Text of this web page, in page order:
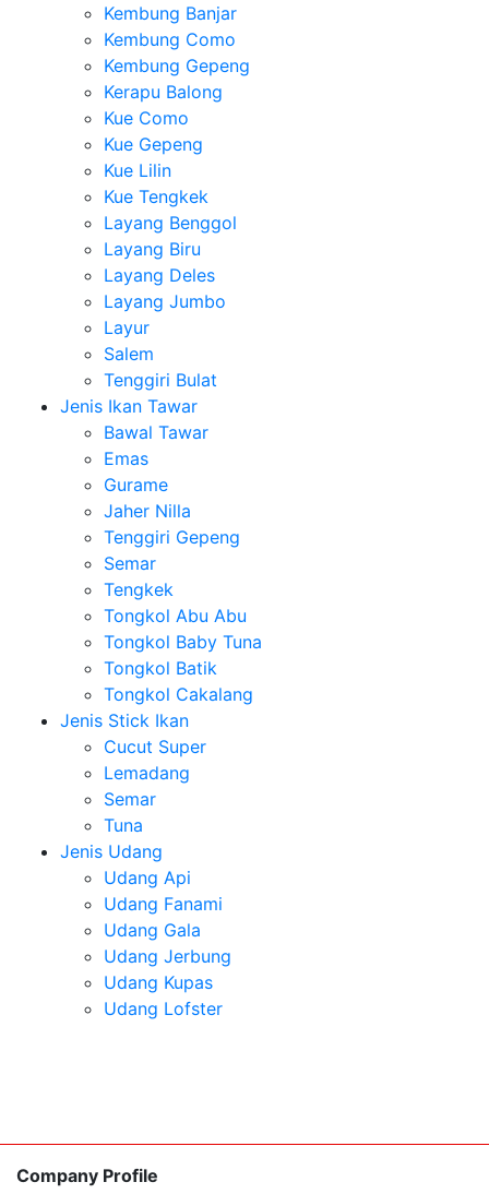
Kembung Banjar
Kembung Como
Kembung Gepeng
Kerapu Balong
Kue Como
Kue Gepeng
Kue Lilin
Kue Tengkek
Layang Benggol
Layang Biru
Layang Deles
Layang Jumbo
Layur
Salem
Tenggiri Bulat
Jenis Ikan Tawar
Bawal Tawar
Emas
Gurame
Jaher Nilla
Tenggiri Gepeng
Semar
Tengkek
Tongkol Abu Abu
Tongkol Baby Tuna
Tongkol Batik
Tongkol Cakalang
Jenis Stick Ikan
Cucut Super
Lemadang
Semar
Tuna
Jenis Udang
Udang Api
Udang Fanami
Udang Gala
Udang Jerbung
Udang Kupas
Udang Lofster
Company Profile